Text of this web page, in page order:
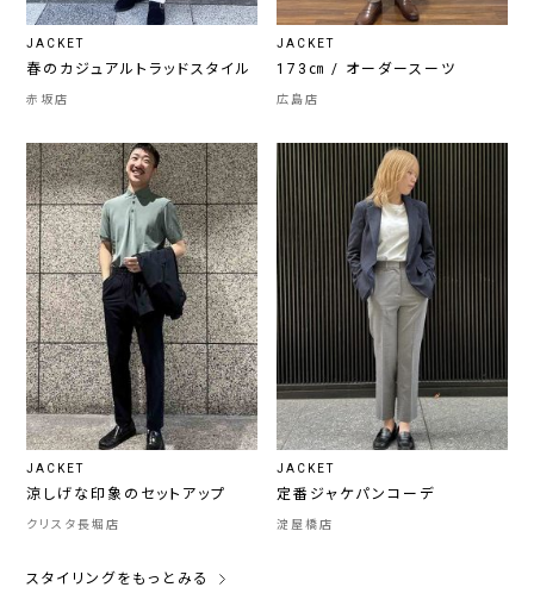
JACKET
春のカジュアルトラッドスタイル
赤坂店
JACKET
173㎝ / オーダースーツ
広島店
JACKET
涼しげな印象のセットアップ
クリスタ長堀店
JACKET
定番ジャケパンコーデ
淀屋橋店
スタイリングをもっとみる